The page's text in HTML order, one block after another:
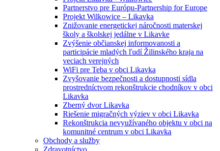
Partnerstvo pre Európu-Partnership for Europe
Projekt Wilkowice – Likavka
Znižovanie energetickej náročnosti materskej
školy a školskej jedálne v Likavke
Zvýšenie občianskej informovanosti a
participácie mladých ľudí Žilinského kraja na
veciach verejných
WiFi pre Teba v obci Likavka
Zvyšovanie bezpečnosti a dostupnosti sídla
prostredníctvom rekonštrukcie chodníkov v obci
Likavka
Zberný dvor Likavka
Riešenie migračných výziev v obci Likavka
Rekonštrukcia nevyužívaného objektu v obci na
komunitné centrum v obci Likavka
Obchody a služby
Zdravotníctvo